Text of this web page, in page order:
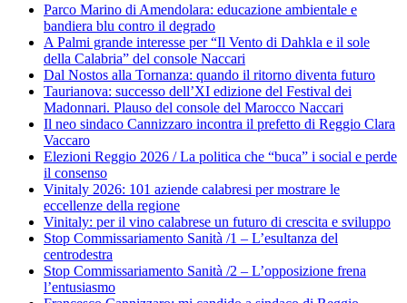
Parco Marino di Amendolara: educazione ambientale e
bandiera blu contro il degrado
A Palmi grande interesse per “Il Vento di Dahkla e il sole
della Calabria” del console Naccari
Dal Nostos alla Tornanza: quando il ritorno diventa futuro
Taurianova: successo dell’XI edizione del Festival dei
Madonnari. Plauso del console del Marocco Naccari
Il neo sindaco Cannizzaro incontra il prefetto di Reggio Clara
Vaccaro
Elezioni Reggio 2026 / La politica che “buca” i social e perde
il consenso
Vinitaly 2026: 101 aziende calabresi per mostrare le
eccellenze della regione
Vinitaly: per il vino calabrese un futuro di crescita e sviluppo
Stop Commissariamento Sanità /1 – L’esultanza del
centrodestra
Stop Commissariamento Sanità /2 – L’opposizione frena
l’entusiasmo